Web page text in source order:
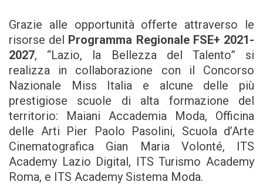
Grazie alle opportunità offerte attraverso le
risorse del Programma Regionale FSE+ 2021-
2027, “Lazio, la Bellezza del Talento” si
realizza in collaborazione con il Concorso
Nazionale Miss Italia e alcune delle più
prestigiose scuole di alta formazione del
territorio: Maiani Accademia Moda, Officina
delle Arti Pier Paolo Pasolini, Scuola d’Arte
Cinematografica Gian Maria Volonté, ITS
Academy Lazio Digital, ITS Turismo Academy
Roma, e ITS Academy Sistema Moda.